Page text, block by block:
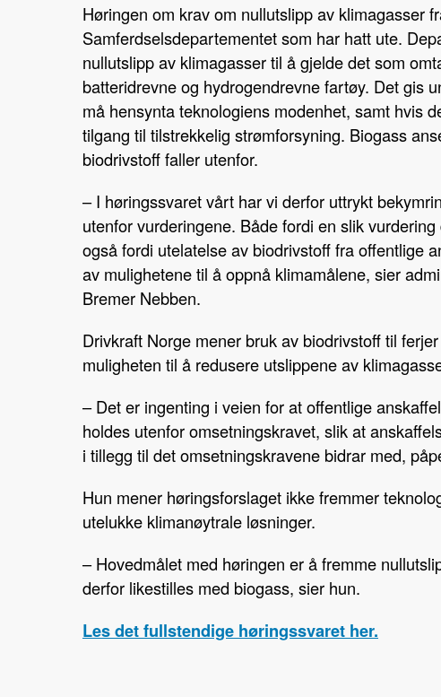
Høringen om krav om nullutslipp av klimagasser
Samferdselsdepartementet som har hatt ute.
nullutslipp av klimagasser til å gjelde det som
batteridrevne og hydrogendrevne fartøy. Det gis
må hensynta teknologiens modenhet, samt hvis
tilgang til tilstrekkelig strømforsyning. Biogass
biodrivstoff faller utenfor.
– I høringssvaret vårt har vi derfor uttrykt
utenfor vurderingene. Både fordi en slik
også fordi utelatelse av biodrivstoff fra offentlige
av mulighetene til å oppnå klimamålene, sier
Bremer Nebben.
Drivkraft Norge mener bruk av biodrivstoff til
muligheten til å redusere utslippene av
– Det er ingenting i veien for at offentlige
holdes utenfor omsetningskravet, slik at
i tillegg til det omsetningskravene bidrar med,
Hun mener høringsforslaget ikke fremmer
utelukke klimanøytrale løsninger.
– Hovedmålet med høringen er å fremme
derfor likestilles med biogass, sier hun.
Les det fullstendige høringssvaret her.